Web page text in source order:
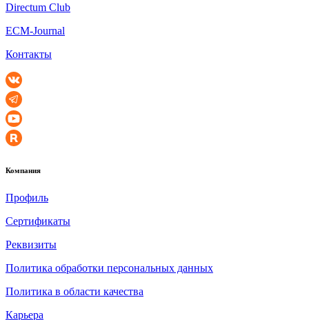
Directum Club
ECM-Journal
Контакты
Компания
Профиль
Сертификаты
Реквизиты
Политика обработки персональных данных
Политика в области качества
Карьера